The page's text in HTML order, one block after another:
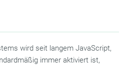
wird seit langem JavaScript,
immer aktiviert ist,